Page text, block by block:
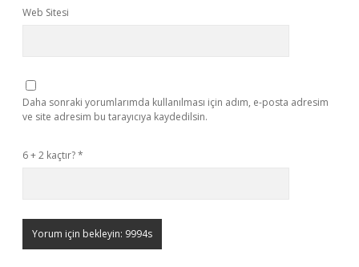
Web Sitesi
Daha sonraki yorumlarımda kullanılması için adım, e-posta adresim
ve site adresim bu tarayıcıya kaydedilsin.
6 + 2 kaçtır?*